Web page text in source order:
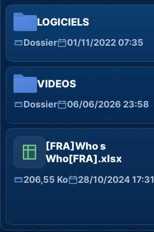
LOGICIELS
Dossier 01/11/2022 07:35
VIDEOS
Dossier 06/06/2026 23:58
[FRA]Who s
Who[FRA].xlsx
206,55 Ko 28/10/2024 17:31